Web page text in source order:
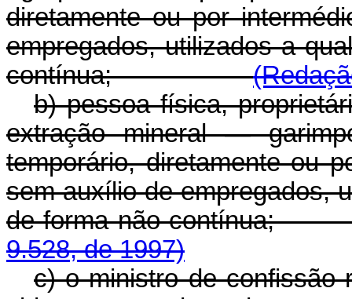
diretamente ou por
empregados, utilizados a
contínua;
b) pessoa física,
extração mineral —
temporário, diretamente ou
sem auxílio de empregados,
de forma não
9.528, de 1997)
c) o ministro de confissão